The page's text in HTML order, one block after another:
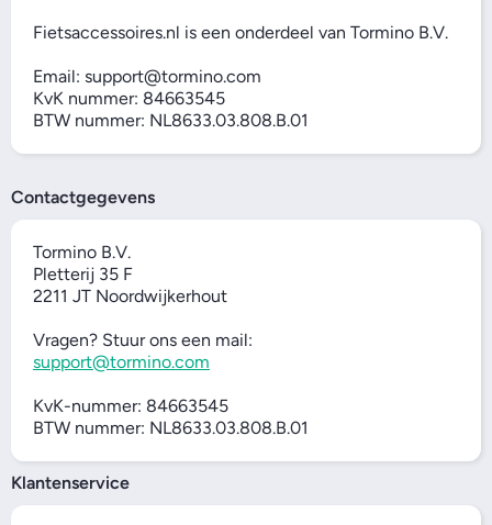
Fietsaccessoires.nl is een onderdeel van Tormino B.V.
Email: support@tormino.com
KvK nummer: 84663545
BTW nummer: NL8633.03.808.B.01
Contactgegevens
Tormino B.V.
Pletterij 35 F
2211 JT Noordwijkerhout
Vragen? Stuur ons een mail:
support@tormino.com
KvK-nummer: 84663545
BTW nummer: NL8633.03.808.B.01
Klantenservice